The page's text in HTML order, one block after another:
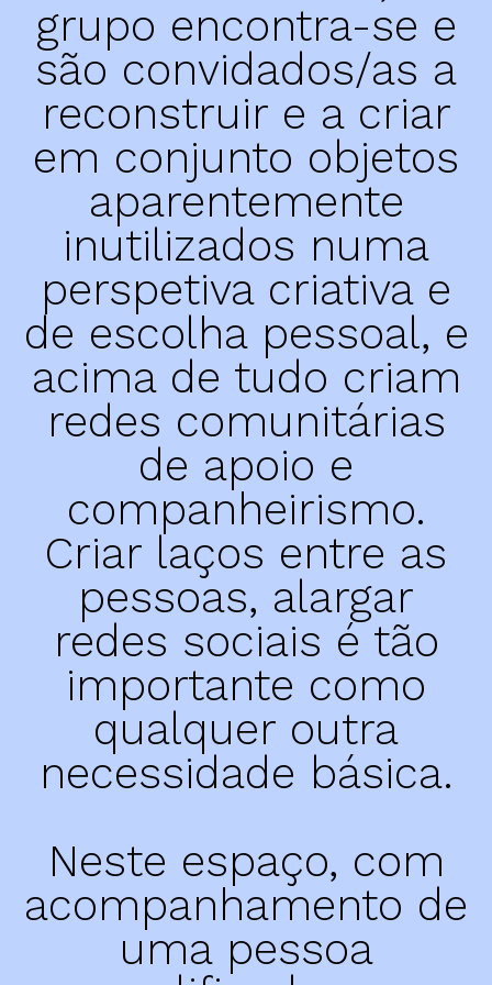
promoção institucional
Cidade no Jardim
Jantar de Solidariedade
Aniversário da Associação
parcerias
ACCL, Party Sleep Repeat
Comissão de Proteção de Crianças e Jovens SJM
Banco Alimentar Contra a Fome, Aveiro
DGRSP, Equipa Entre o Douro e Vouga
Rede Social SJM
Agrupamento de Escolas
Dr. Serafim Leite
Dr. João da Silva Correia
AMU
grupo encontra-se e
são convidados/as a
reconstruir e a criar
em conjunto objetos
aparentemente
inutilizados numa
perspetiva criativa e
de escolha pessoal, e
acima de tudo criam
redes comunitárias
de apoio e
companheirismo.
Criar laços entre as
pessoas, alargar
redes sociais é tão
importante como
qualquer outra
necessidade básica.
Neste espaço, com
acompanhamento de
uma pessoa